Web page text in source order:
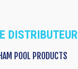
POOL PRODUCTS